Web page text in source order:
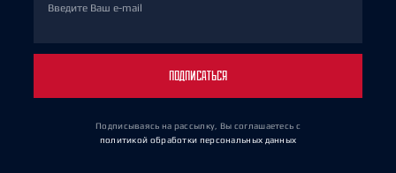
Введите Ваш e-mail
ПОДПИСАТЬСЯ
Подписываясь на рассылку, Вы соглашаетесь с
политикой обработки персональных данных